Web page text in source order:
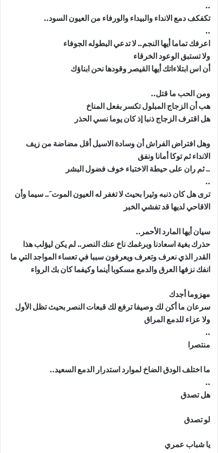
..
تكفكف دمع الانداء والبيداء والورفاء من العيون السود..
..
اعرفك تماما أيها النجم.. لا تدعي البطوله الجوفاء
ولا تستبق الوعود الخرقاء
أن اس ابتلاءاتك أيها القيصر وقودها نحن ابناؤك
ومن الحب ما قتل..
هب أن الزجاج المبلول تكسر بفعل المناخ
هل اقترف الزجاج ذنبا إذ كان يوما نسي الحذر
وهل افتراض الفراش أن وسادة الاسيل أقل مضاضة من زيف
الانداء ثم توكا أمانا ونفق
.. ثم ران على حيطة الاختباء خوف فضول البشر
..
ترى هل كان ذنبه وثيرا بحيث لا تغفر له العيون الموت َ.. سيما وأن
الاقاحي لديها قد تفشي الخبر
سيان أيها المارد الأحمر..
حذرك بغية اسعادنا وبرغمك ناخ عنك النصر.. لم يكن ليؤلب هذا
القدر الذي نعرف وتعرف ويعرفون سببا في تعساء المواجد التي ما
انفك نزفها العرق والدمع مسكوبا أينما وكيفما كان بك الرواء
مهزوما أجدك
سرعان ما أكن لك وصيفا ترفع لك قبعات النصر بحيث تظل الأول
ولا عزاء للدمع المراق
..
منتصرا
ما اختلف الودق الضاخ لموارد استدرار الدمع السعيد..
..
هل تصدق
لو تصدق
يا شباب عمري